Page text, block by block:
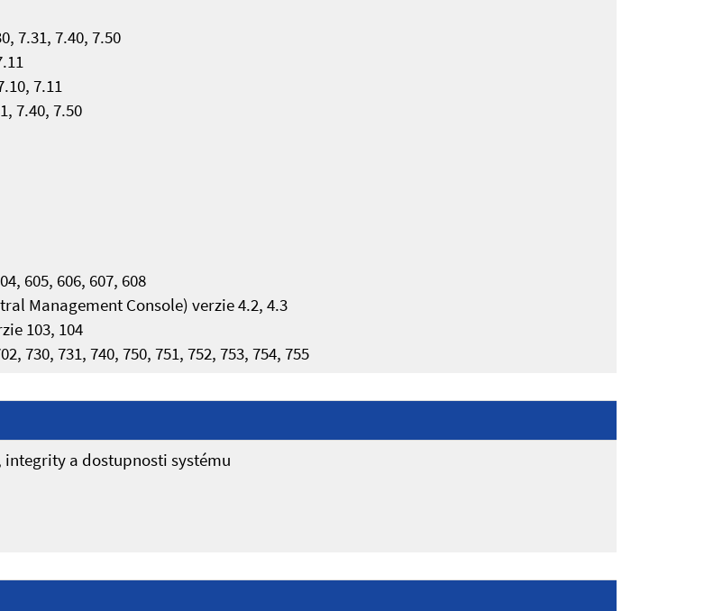
7.31, 7.40, 7.50
7.11
7.40, 7.50
605, 606, 607, 608
Management Console) verzie 4.2, 4.3
103, 104
730, 731, 740, 750, 751, 752, 753, 754, 755
a dostupnosti systému